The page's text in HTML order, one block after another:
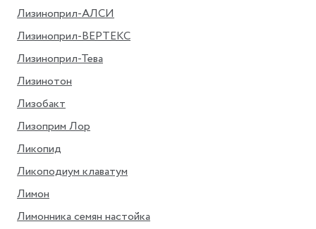
Лизиноприл-АЛСИ
Лизиноприл-ВЕРТЕКС
Лизиноприл-Тева
Лизинотон
Лизобакт
Лизоприм Лор
Ликопид
Ликоподиум клаватум
Лимон
Лимонника семян настойка